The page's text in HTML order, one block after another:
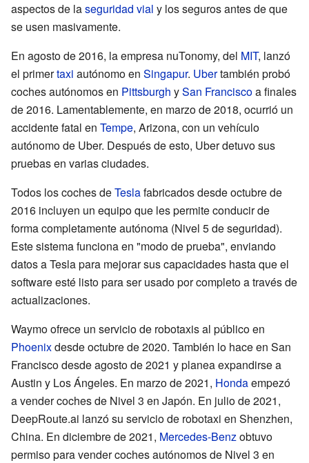
aspectos de laseguridad vial y los seguros antes de que
se usen masivamente.
En agosto de 2016, la empresa nuTonomy, del MIT, lanzó
el primertaxi autónomo en Singapur. Ubertambién probó
coches autónomos en Pittsburgh ySan Franciscoa finales
de 2016. Lamentablemente, en marzo de 2018, ocurrió un
accidente fatal en Tempe, Arizona, con un vehículo
autónomo de Uber. Después de esto, Uber detuvo sus
pruebas en varias ciudades.
Todos los coches deTeslafabricados desde octubre de
2016 incluyen un equipo que les permite conducir de
forma completamente autónoma (Nivel 5 de seguridad).
Este sistema funciona en "modo de prueba", enviando
datos a Tesla para mejorar sus capacidades hasta que el
software esté listo para ser usado por completo a través de
actualizaciones.
Waymo ofrece un servicio de robotaxis al público en
Phoenixdesde octubre de 2020. También lo hace en San
Francisco desde agosto de 2021 y planea expandirse a
Austin y Los Ángeles. En marzo de 2021, Hondaempezó
a vender coches de Nivel 3 en Japón. En julio de 2021,
DeepRoute.ai lanzó su servicio de robotaxi en Shenzhen,
China. En diciembre de 2021, Mercedes-Benzobtuvo
permiso para vender coches autónomos de Nivel 3 en